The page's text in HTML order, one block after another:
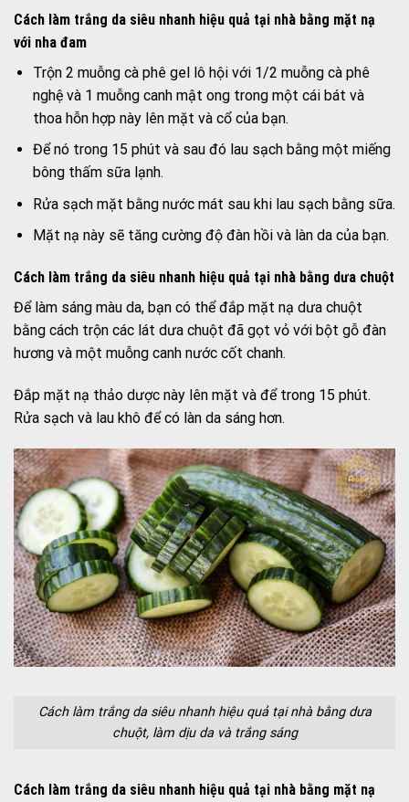
Cách làm trắng da siêu nhanh hiệu quả tại nhà bằng mặt nạ
với nha đam
Trộn 2 muỗng cà phê gel lô hội với 1/2 muỗng cà phê
nghệ và 1 muỗng canh mật ong trong một cái bát và
thoa hỗn hợp này lên mặt và cổ của bạn.
Để nó trong 15 phút và sau đó lau sạch bằng một miếng
bông thấm sữa lạnh.
Rửa sạch mặt bằng nước mát sau khi lau sạch bằng sữa.
Mặt nạ này sẽ tăng cường độ đàn hồi và làn da của bạn.
Cách làm trắng da siêu nhanh hiệu quả tại nhà bằng dưa chuột
Để làm sáng màu da, bạn có thể đắp mặt nạ dưa chuột
bằng cách trộn các lát dưa chuột đã gọt vỏ với bột gỗ đàn
hương và một muỗng canh nước cốt chanh.
Đắp mặt nạ thảo dược này lên mặt và để trong 15 phút.
Rửa sạch và lau khô để có làn da sáng hơn.
Cách làm trắng da siêu nhanh hiệu quả tại nhà bằng dưa
chuột, làm dịu da và trắng sáng
Cách làm trắng da siêu nhanh hiệu quả tại nhà bằng mặt nạ